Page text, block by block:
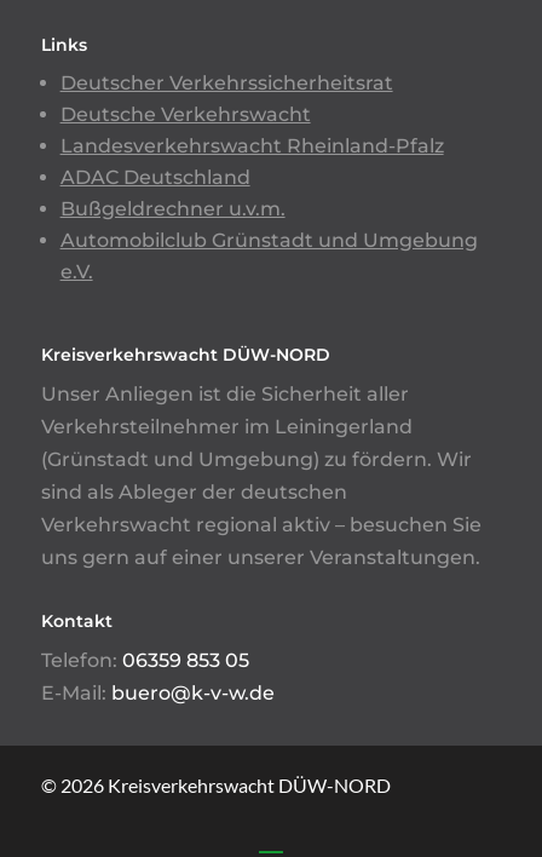
Links
Deutscher Verkehrssicherheitsrat
Deutsche Verkehrswacht
Landesverkehrswacht Rheinland-Pfalz
ADAC Deutschland
Bußgeldrechner u.v.m.
Automobilclub Grünstadt und Umgebung
e.V.
Kreisverkehrswacht DÜW-NORD
Unser Anliegen ist die Sicherheit aller
Verkehrsteilnehmer im Leiningerland
(Grünstadt und Umgebung) zu fördern. Wir
sind als Ableger der deutschen
Verkehrswacht regional aktiv – besuchen Sie
uns gern auf einer unserer Veranstaltungen.
Kontakt
Telefon: 06359 853 05
E-Mail: buero@k-v-w.de
© 2026 Kreisverkehrswacht DÜW-NORD